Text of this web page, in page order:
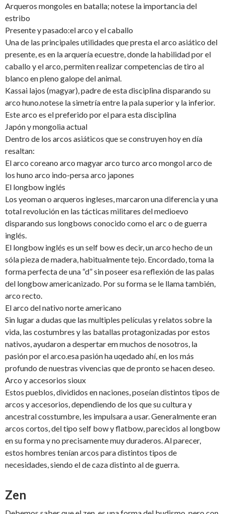
Arqueros mongoles en batalla; notese la importancia del
estribo
Presente y pasado:el arco y el caballo
Una de las principales utilidades que presta el arco asiático del
presente, es en la arquería ecuestre, donde la habilidad por el
caballo y el arco, permiten realizar competencias de tiro al
blanco en pleno galope del animal.
Kassai lajos (magyar), padre de esta disciplina disparando su
arco huno.notese la simetría entre la pala superior y la inferior.
Este arco es el preferido por el para esta disciplina
Japón y mongolia actual
Dentro de los arcos asiáticos que se construyen hoy en día
resaltan:
El arco coreano arco magyar arco turco arco mongol arco de
los huno arco indo-persa arco japones
El longbow inglés
Los yeoman o arqueros ingleses, marcaron una diferencia y una
total revolución en las tácticas militares del medioevo
disparando sus longbows conocido como el arc o de guerra
inglés.
El longbow inglés es un self bow es decir, un arco hecho de un
sóla pieza de madera, habitualmente tejo. Encordado, toma la
forma perfecta de una “d” sin poseer esa reflexión de las palas
del longbow americanizado. Por su forma se le llama también,
arco recto.
El arco del nativo norte americano
Sin lugar a dudas que las multiples películas y relatos sobre la
vida, las costumbres y las batallas protagonizadas por estos
nativos, ayudaron a despertar em muchos de nosotros, la
pasión por el arco.esa pasión ha uqedado ahí, en los más
profundo de nuestras vivencias que de pronto se hacen deseo.
Arco y accesorios sioux
Estos pueblos, divididos en naciones, poseían distintos tipos de
arcos y accesorios, dependiendo de los que su cultura y
ancestral cosstumbre, les impulsara a usar. Generalmente eran
arcos cortos, del tipo self bow y flatbow, parecidos al longbow
en su forma y no precisamente muy duraderos. Al parecer,
estos hombres tenían arcos para distintos tipos de
necesidades, siendo el de caza distinto al de guerra.
Zen